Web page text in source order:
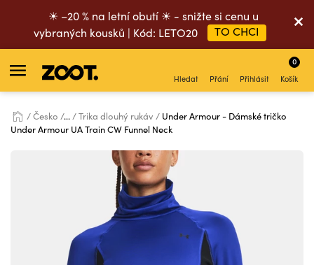
☀ –20 % na letní obutí ☀ - snižte si cenu u
vybraných kousků | Kód: LETO20
TO CHCI
Hledat Přání Přihlásit Košík
0
Česko ... Trika dlouhý rukáv
Under Armour - Dámské tričko
Under Armour UA Train CW Funnel Neck